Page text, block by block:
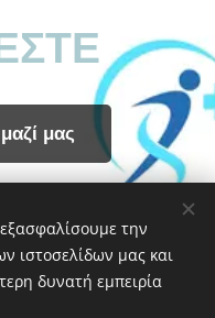
μας
την
ιστοσελίδων μας και
δυνατή εμπειρία